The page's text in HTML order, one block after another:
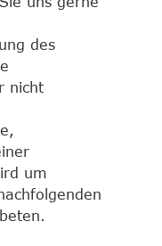
des
nicht
um